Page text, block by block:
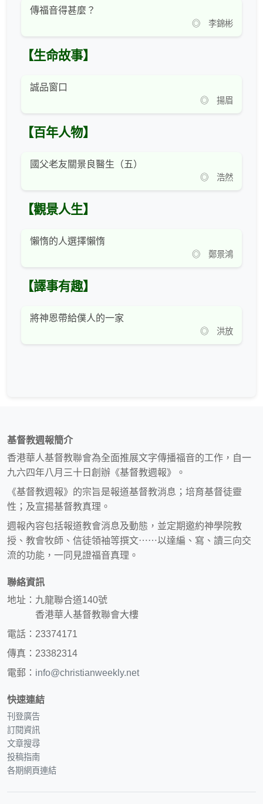
傳福音得甚麼？
◎ 李錦彬
【生命故事】
誠品窗口
◎ 揚眉
【百年人物】
國父老友關景良醫生（五）
◎ 浩然
【觀景人生】
懶惰的人選擇懶惰
◎ 鄭景鴻
【譯事有趣】
將神恩帶給僕人的一家
◎ 洪放
基督教週報簡介
香港華人基督教聯會為全面推展文字傳播福音的工作，自一
九六四年八月三十日創辦《基督教週報》。
《基督教週報》的宗旨是報道基督教消息；培育基督徒靈
性；及宣揚基督教真理。
週報內容包括報道教會消息及動態，並定期邀約神學院教
授、教會牧師、信徒領袖等撰文⋯⋯以達編、寫、讀三向交
流的功能，一同見證福音真理。
聯絡資訊
地址：九龍聯合道140號
香港華人基督教聯會大樓
電話：23374171
傳真：23382314
電郵： info@christianweekly.net
快速連結
刊登廣告
訂閱資訊
文章搜尋
投稿指南
各期網頁連結